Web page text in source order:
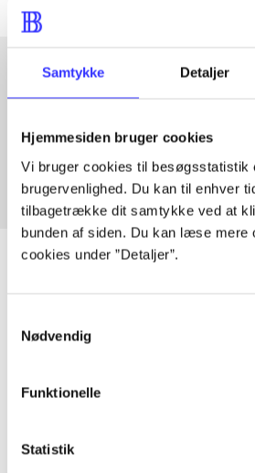
Samtykke Detaljer
Hjemmesiden bruger cookies
Vi bruger cookies til besøgsstatistik
brugervenlighed. Du kan til enhver
tilbagetrække dit samtykke ved at
bunden af siden. Du kan læse mere
cookies under ”Detaljer”.
Nødvendig
Funktionelle
Statistik
Fra
Alle registrerede artikler fordelt på
...
...